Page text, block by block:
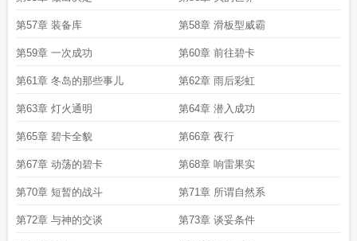
第57章 装备库 第58章 滑板型威霸
第59章 一次成功 第60章 前往碧卡
第61章 冬岛的那些事儿 第62章 雨后彩虹
第63章 灯火通明 第64章 潜入成功
第65章 碧卡全貌 第66章 夜行
第67章 动荡的碧卡 第68章 响雷果实
第70章 短暂的战斗 第71章 所谓自然系
第72章 与神的交谈 第73章 谈妥条件